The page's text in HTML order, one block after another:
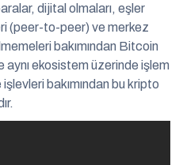
dijital olmaları, eşler
(peer-to-peer) ve merkez
bakımından Bitcoin
aynı ekosistem üzerinde işlem
bakımından bu kripto